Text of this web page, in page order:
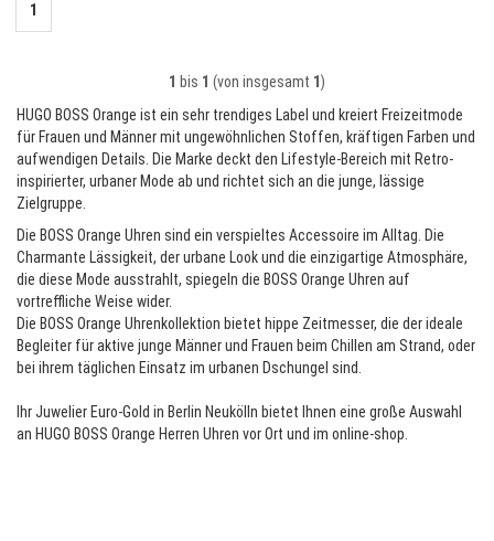
1
1 bis 1 (von insgesamt 1)
HUGO BOSS Orange ist ein sehr trendiges Label und kreiert Freizeitmode
für Frauen und Männer mit ungewöhnlichen Stoffen, kräftigen Farben und
aufwendigen Details. Die Marke deckt den Lifestyle-Bereich mit Retro-
inspirierter, urbaner Mode ab und richtet sich an die junge, lässige
Zielgruppe.
Die BOSS Orange Uhren sind ein verspieltes Accessoire im Alltag. Die
Charmante Lässigkeit, der urbane Look und die einzigartige Atmosphäre,
die diese Mode ausstrahlt, spiegeln die BOSS Orange Uhren auf
vortreffliche Weise wider.
Die BOSS Orange Uhrenkollektion bietet hippe Zeitmesser, die der ideale
Begleiter für aktive junge Männer und Frauen beim Chillen am Strand, oder
bei ihrem täglichen Einsatz im urbanen Dschungel sind.
Ihr Juwelier Euro-Gold in Berlin Neukölln bietet Ihnen eine große Auswahl
an HUGO BOSS Orange Herren Uhren vor Ort und im online-shop.